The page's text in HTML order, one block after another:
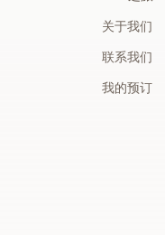
关于我们
联系我们
我的预订